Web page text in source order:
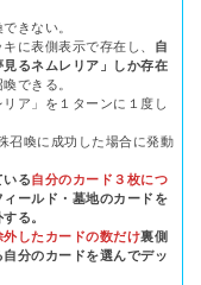
きない。
に表側表示で存在し、 自
るネムレリア」しか存在
できる。
ア」を１ターンに１度し
喚に成功した場合に発動
る自分のカード３枚につ
ィールド・墓地のカードを
る。
外したカードの数だけ裏側
分のカードを選んでデッ